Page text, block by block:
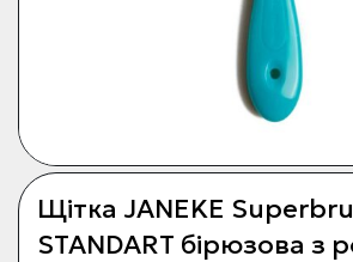
Щітка JANEKE
STANDART бірюзова з